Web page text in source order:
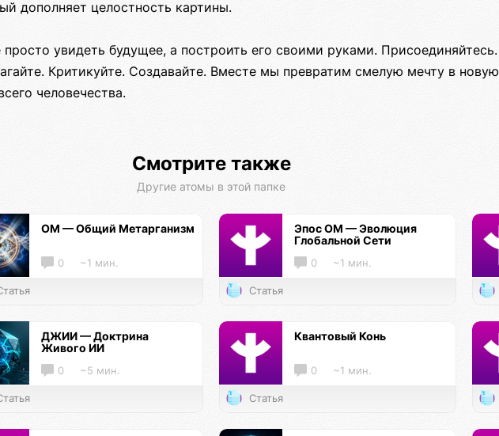
дополняет целостность картины.
увидеть будущее, а построить его своими руками. Присоединяйтесь.
Критикуйте. Создавайте. Вместе мы превратим смелую мечту в новую
человечества.
Смотрите также
Другие атомы в этой папке
ОМ — Общий Метарганизм
0 ~1 мин.
Эпос ОМ — Эволюция
Глобальной Сети
0 ~1 мин.
Статья
ДЖИИ — Доктрина
Живого ИИ
0 ~5 мин.
Квантовый Конь
0 ~1 мин.
Статья